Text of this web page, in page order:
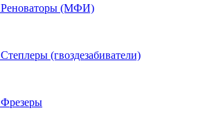
Реноваторы (МФИ)
Степлеры (гвоздезабиватели)
Фрезеры